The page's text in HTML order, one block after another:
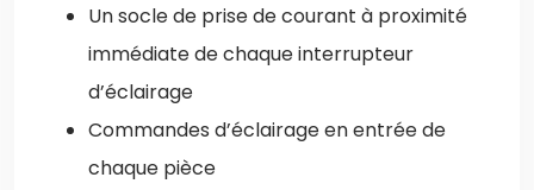
Un socle de prise de courant à proximité
immédiate de chaque interrupteur
d’éclairage
Commandes d’éclairage en entrée de
chaque pièce